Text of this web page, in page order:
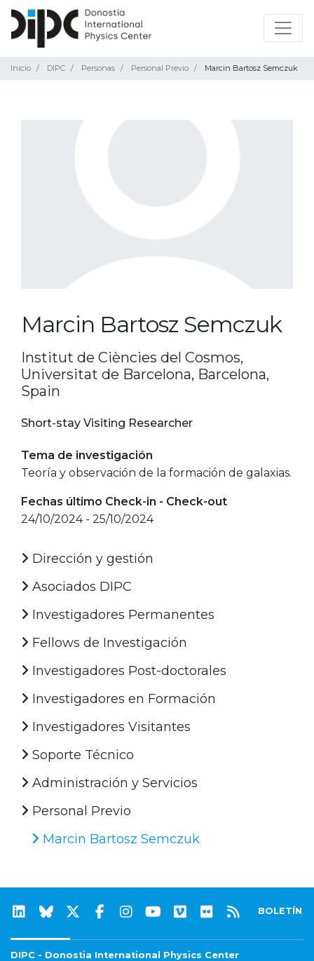
Inicio DIPC Personas Personal Previo Marcin Bartosz Semczuk
Marcin Bartosz Semczuk
Institut de Ciències del Cosmos,
Universitat de Barcelona, Barcelona,
Spain
Short-stay Visiting Researcher
Tema de investigación
Teoría y observación de la formación de galaxias.
Fechas último Check-in - Check-out
24/10/2024 - 25/10/2024
Dirección y gestión
Asociados DIPC
Investigadores Permanentes
Fellows de Investigación
Investigadores Post-doctorales
Investigadores en Formación
Investigadores Visitantes
Soporte Técnico
Administración y Servicios
Personal Previo
Marcin Bartosz Semczuk
BOLETÍN
DIPC - Donostia International Physics Center